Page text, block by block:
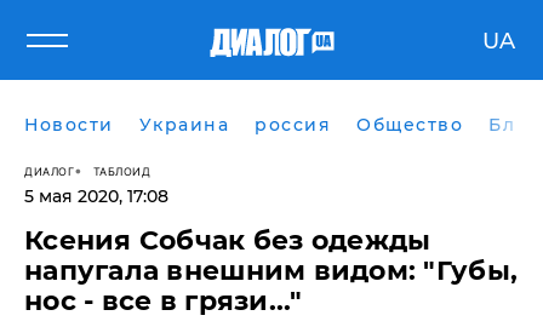
UA
Новости Украина россия Общество
ДИАЛОГ ТАБЛОИД
5 мая 2020, 17:08
Ксения Собчак без одежды
напугала внешним видом: "Губы,
нос - все в грязи..."